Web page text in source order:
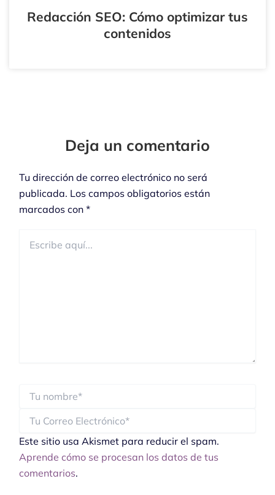
Redacción SEO: Cómo optimizar tus
contenidos
Deja un comentario
Tu dirección de correo electrónico no será
publicada. Los campos obligatorios están
marcados con *
aquí...
Este sitio usa Akismet para reducir el spam.
Aprende cómo se procesan los datos de tus
comentarios.